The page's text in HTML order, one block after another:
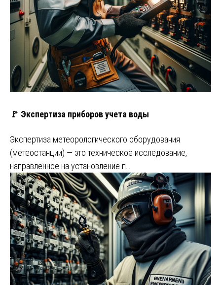
🚩 Экспертиза приборов учета воды
Экспертиза метеорологического оборудования
(метеостанции) — это техническое исследование,
направленное на установление п…